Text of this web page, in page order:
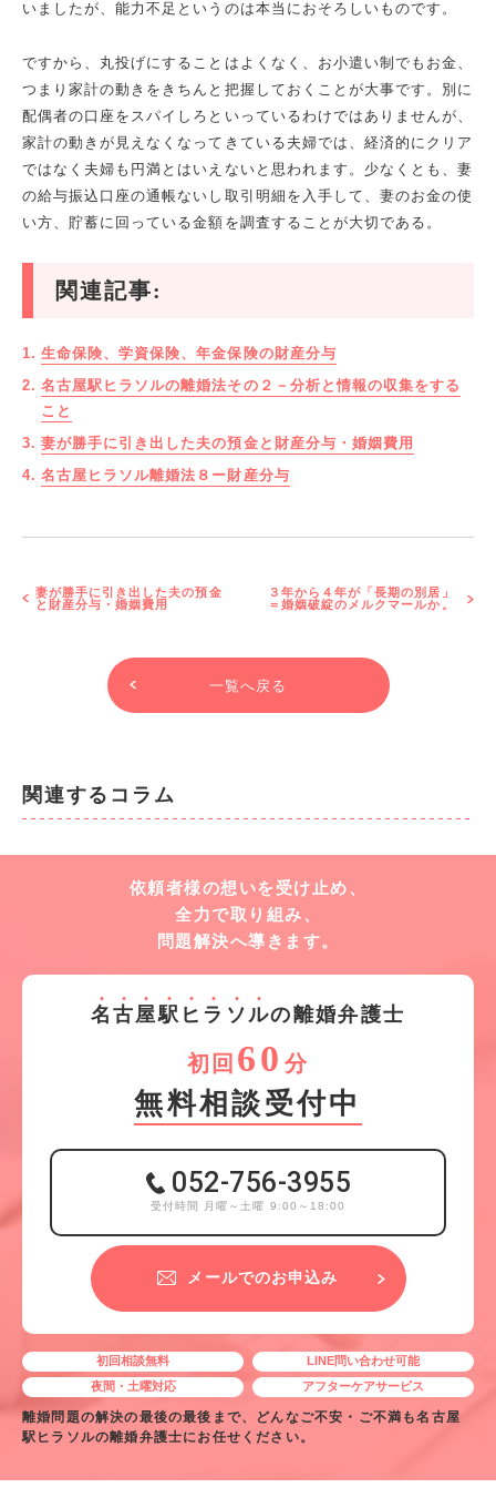
いましたが、能力不足というのは本当におそろしいものです。
ですから、丸投げにすることはよくなく、お小遣い制でもお金、
つまり家計の動きをきちんと把握しておくことが大事です。別に
配偶者の口座をスパイしろといっているわけではありませんが、
家計の動きが見えなくなってきている夫婦では、経済的にクリア
ではなく夫婦も円満とはいえないと思われます。少なくとも、妻
の給与振込口座の通帳ないし取引明細を入手して、妻のお金の使
い方、貯蓄に回っている金額を調査することが大切である。
関連記事:
生命保険、学資保険、年金保険の財産分与
名古屋駅ヒラソルの離婚法その２－分析と情報の収集をする
こと
妻が勝手に引き出した夫の預金と財産分与・婚姻費用
名古屋ヒラソル離婚法８ー財産分与
妻が勝手に引き出した夫の預金
と財産分与・婚姻費用
３年から４年が「長期の別居」
＝婚姻破綻のメルクマールか。
一覧へ戻る
関連するコラム
依頼者様の想いを受け止め、
全力で取り組み、
問題解決へ導きます。
名 古屋駅 ヒ ラ ソルの離婚弁護士
初回 60 分
無料相談受付中
052-756-3955
受付時間 月曜～土曜 9:00～18:00
メールでのお申込み
初回相談無料
LINE問い合わせ可能
夜間・土曜対応
アフターケアサービス
離婚問題の解決の最後の最後まで、どんなご不安・ご不満も名古屋
駅ヒラソルの離婚弁護士にお任せください。